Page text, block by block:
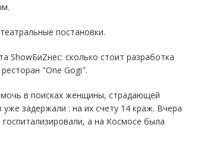
постановки.
ShowБиZнес: сколько стоит разработка
"One Gogi".
в поисках женщины, страдающей
задержали : на их счету 14 краж. Вчера
а на Космосе была